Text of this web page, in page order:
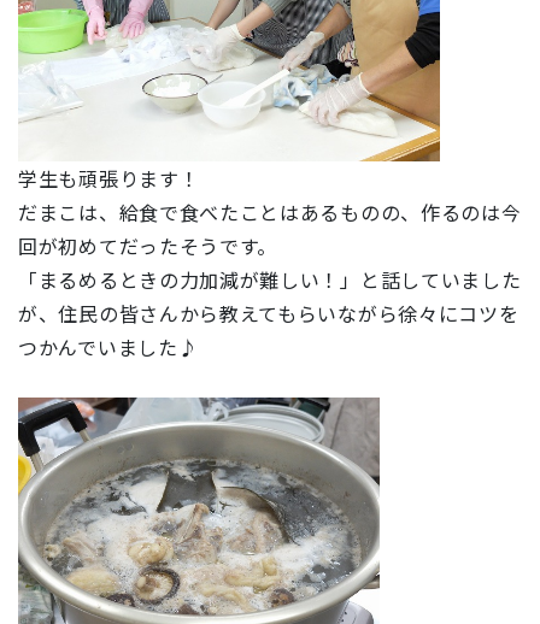
学生も頑張ります！
だまこは、給食で食べたことはあるものの、作るのは今
回が初めてだったそうです。
「まるめるときの力加減が難しい！」と話していました
が、住民の皆さんから教えてもらいながら徐々にコツを
つかんでいました♪